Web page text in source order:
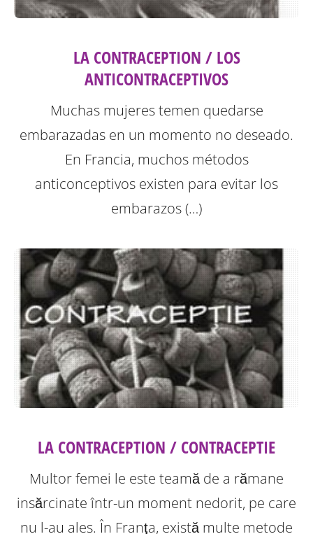
LA CONTRACEPTION / LOS
ANTICONTRACEPTIVOS
Muchas mujeres temen quedarse
embarazadas en un momento no deseado.
En Francia, muchos métodos
anticonceptivos existen para evitar los
embarazos (…)
LA CONTRACEPTION / CONTRACEPTIE
Multor femei le este teamă de a rămane
insărcinate într-un moment nedorit, pe care
nu l-au ales. În Franţa, există multe metode